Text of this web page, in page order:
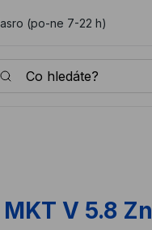
(po-ne 7-22 h)
hledáte?
V 5.8 Zn